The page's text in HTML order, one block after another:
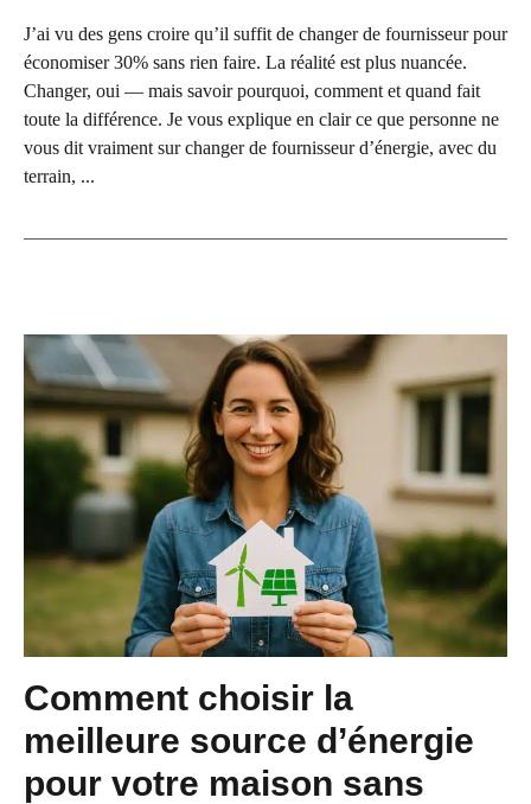
J’ai vu des gens croire qu’il suffit de changer de fournisseur pour
économiser 30% sans rien faire. La réalité est plus nuancée.
Changer, oui — mais savoir pourquoi, comment et quand fait
toute la différence. Je vous explique en clair ce que personne ne
vous dit vraiment sur changer de fournisseur d’énergie, avec du
terrain, ...
Comment choisir la
meilleure source d’énergie
pour votre maison sans